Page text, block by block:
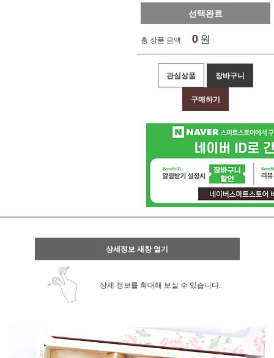
선택완료
총 상품 금액 0원
관심상품 장바구니
구매하기
상세정보 새창 열기
상세 정보를 확대해 보실 수 있습니다.